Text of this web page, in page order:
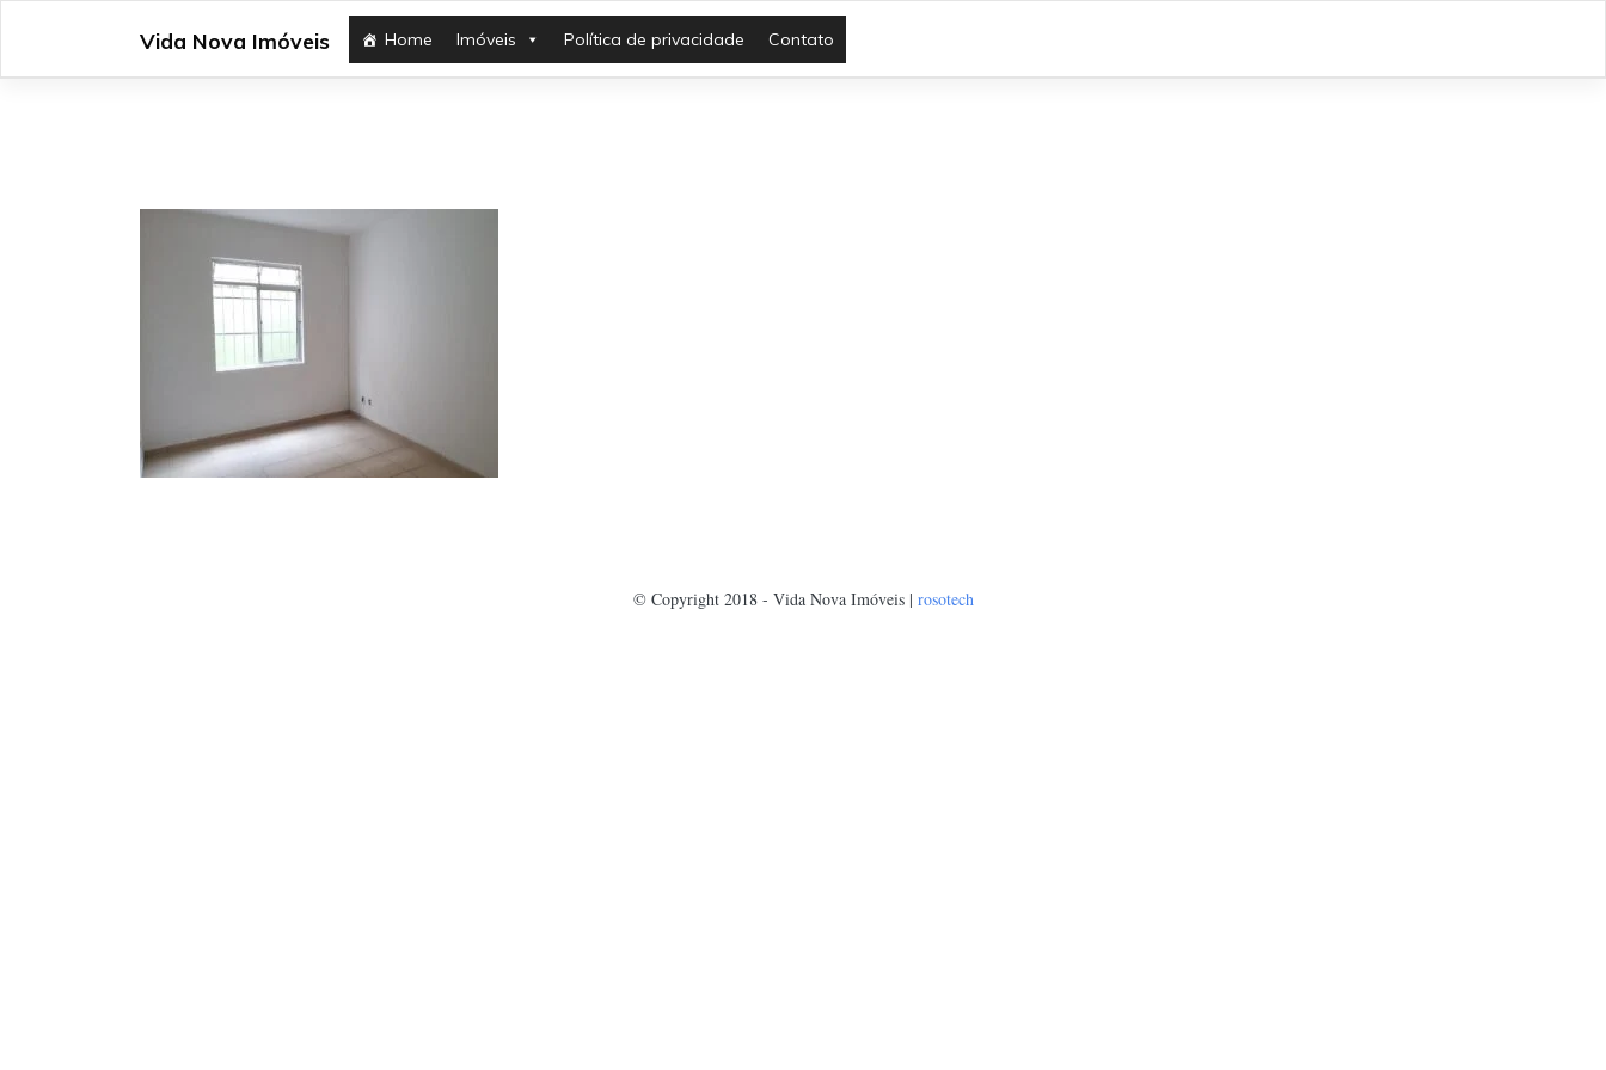
content
Vida Nova Imóveis Home Imóveis Política de privacidade Contato
© Copyright 2018 - Vida Nova Imóveis | rosotech